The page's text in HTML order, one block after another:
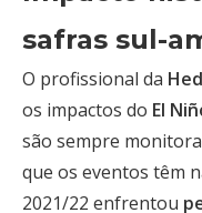
safras sul-
O profissional da
os impactos do El
são sempre
que os eventos têm
2021/22 enfrentou